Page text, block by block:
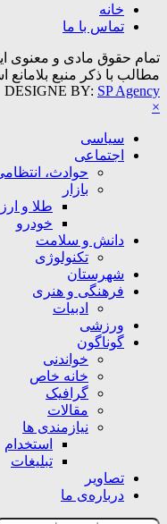
خانه
تماس با ما
تمام حقوق مادی و معنوی
مطالب با ذکر منبع بلامانع
DESIGNE BY: SP Agency
×
سیاسی
اجتماعی
حوادث،
بازار
طلا و ارز
خودرو
دانش و سلامت
تکنولوژی
شهرستان
فرهنگی و هنری
ادبیات
ورزشی
گوناگون
خواندنی
خانه خاص
گرافیک
مقالات
نیازمندی ها
استخدام
تبلیغات
تصاویر
درباره‌ی ما